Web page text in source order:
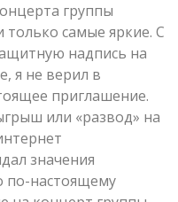
группы
только самые яркие. С
надпись на
я не верил в
приглашение.
или «развод» на
значения
по-настоящему